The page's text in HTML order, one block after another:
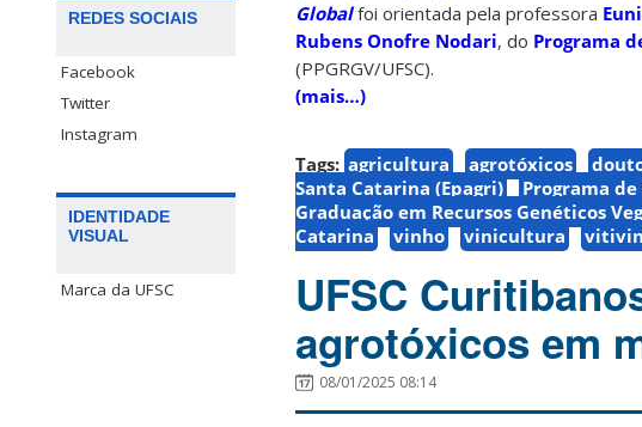
REDES SOCIAIS
Facebook
Twitter
Instagram
IDENTIDADE
VISUAL
Marca da UFSC
Global foi orientada pela professora
Rubens Onofre Nodari, do Programa
(PPGRGV/UFSC).
(mais…)
Tags: agricultura agrotóxicos
Santa Catarina (Epagri)
Programa de
Graduação em Recursos Genéticos
Catarina
vinho vinicultura
UFSC
agrotóxicos em
08/01/2025 08:14